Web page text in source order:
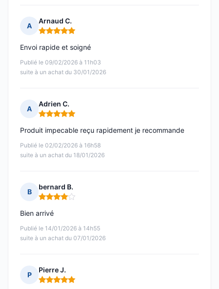
A
Arnaud C.
Note : 5 sur 5
Publié le 09/02/2026 à 11h03
suite à un achat du 30/01/2026
Envoi rapide et soigné
A
Adrien C.
Note : 5 sur 5
Publié le 02/02/2026 à 16h58
suite à un achat du 18/01/2026
Produit impecable reçu rapidement je recommande
B
bernard B.
Note : 4 sur 5
Publié le 14/01/2026 à 14h55
suite à un achat du 07/01/2026
Bien arrivé
P
Pierre J.
Note : 5 sur 5